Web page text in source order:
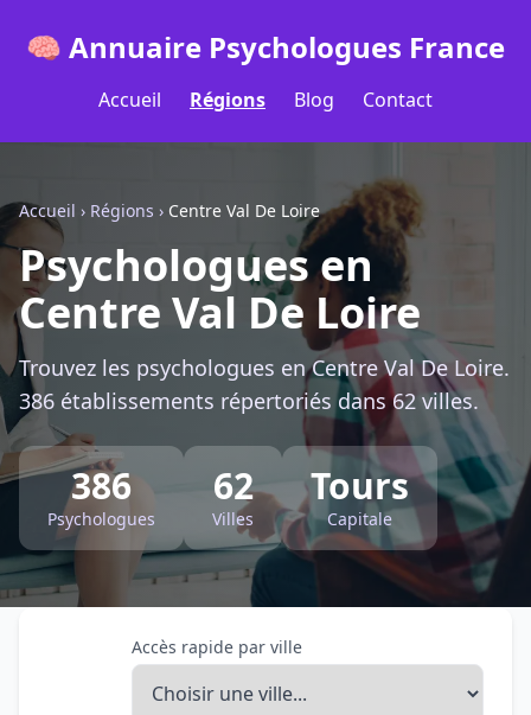
🧠 Annuaire Psychologues France
Accueil Régions Blog Contact
Accueil › Régions › Centre Val De Loire
Psychologues en
Centre Val De Loire
Trouvez les psychologues en Centre Val De Loire.
386 établissements répertoriés dans 62 villes.
386
Psychologues
62
Villes
Tours
Capitale
Accès rapide par ville